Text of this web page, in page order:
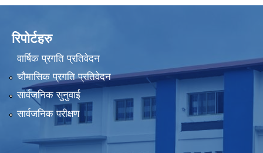
रिपोर्टहरु
वार्षिक प्रगति प्रतिवेदन
चौमासिक प्रगति प्रतिवेदन
सार्वजनिक सुनुवाई
सार्वजनिक परीक्षण